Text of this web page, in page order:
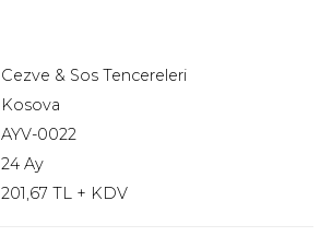
Cezve & Sos Tencereleri
Kosova
AYV-0022
24 Ay
201,67 TL + KDV